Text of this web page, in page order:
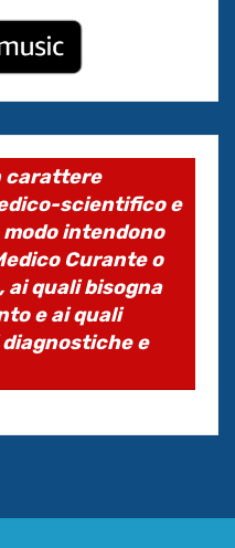
carattere
scientifico e
intendono
Curante o
ai quali bisogna
e ai quali
e